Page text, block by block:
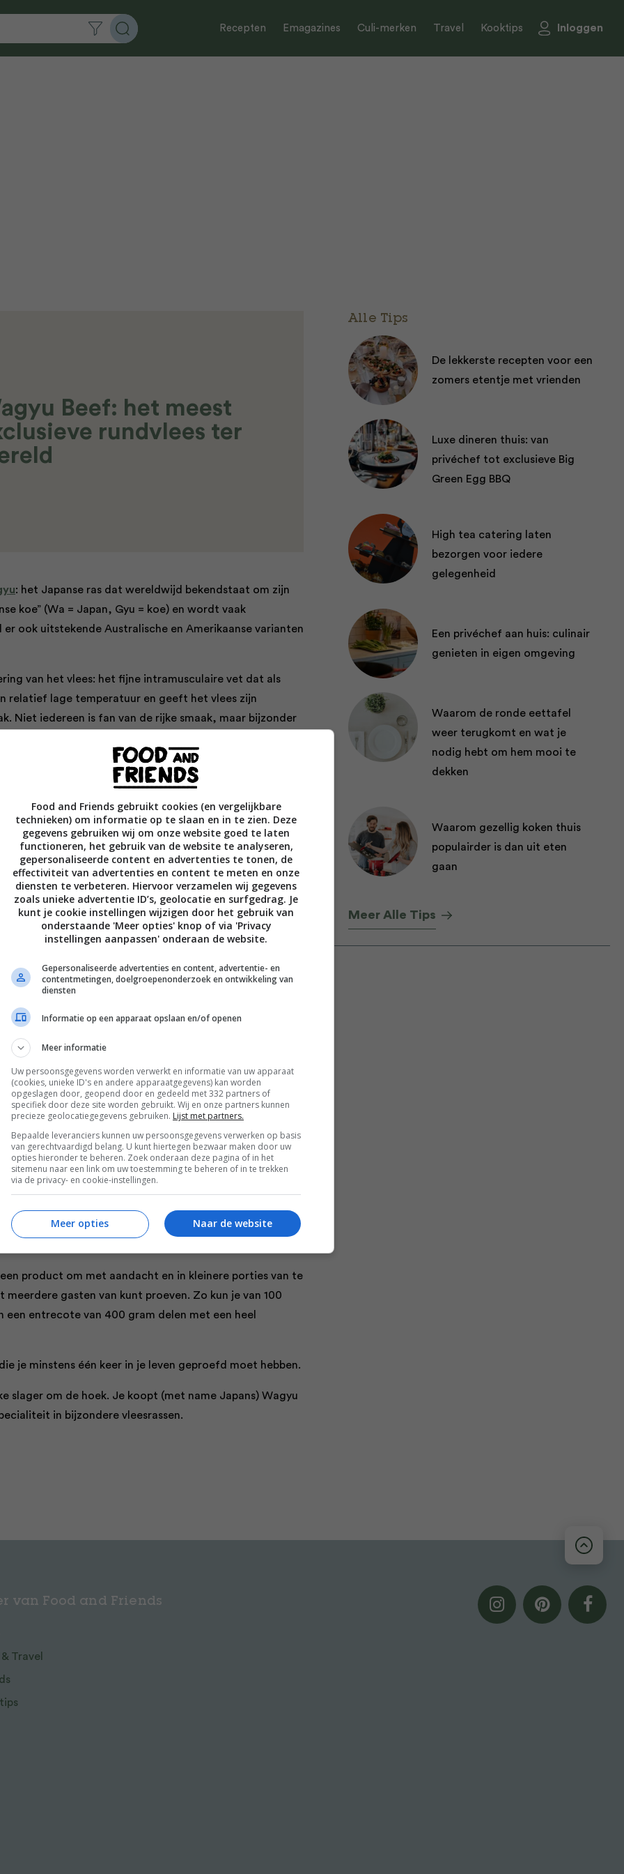
Recepten Emagazines Culi-merken Travel Kooktips Inloggen
Beef: het meest
rundvlees ter
: het Japanse ras dat wereldwijd bekendstaat om zijn
koe” (Wa = Japan, Gyu = koe) en wordt vaak
ook uitstekende Australische en Amerikaanse varianten
van het vlees: het fijne intramusculaire vet dat als
relatief lage temperatuur en geeft het vlees zijn
Niet iedereen is fan van de rijke smaak, maar bijzonder
Er bestaan vier officiële Wagyu-rassen:
exclusieve en verfijnde ras. Dit vlees wordt geroemd
criteria: marmeringsgraad, vleeskleur, textuur en
dit vlees, waarbij de laagste score doorslaggevend is.
A5 Wagyuverdienen – de hoogste haalbare gradatie.
/ FB) is 100% raszuiver. Andere varianten hebben
100% (F10). Bij The Butchery koop je uitsluitend
ervaring.
Deze runderen worden in de zuidelijke
kwaliteit. Denk aanGrade A5en eenBMS (Beef
maar daarvoor krijg je een culinaire beleving die
product om met aandacht en in kleinere porties van te
gasten van kunt proeven. Zo kun je van 100
entrecote van 400 gram delen met een heel
je minstens één keer in je leven geproefd moet hebben.
slager om de hoek. Je koopt (met name Japans) Wagyu
in bijzondere vleesrassen.
Alle Tips
De lekkerste recepten voor een
zomers etentje met vrienden
Luxe dineren thuis: van
privéchef tot exclusieve Big
Green Egg BBQ
High tea catering laten
bezorgen voor iedere
gelegenheid
Een privéchef aan huis: culinair
genieten in eigen omgeving
Waarom de ronde eettafel
weer terugkomt en wat je
nodig hebt om hem mooi te
dekken
Waarom gezellig koken thuis
populairder is dan uit eten
gaan
Meer Alle Tips
van Food and Friends
Travel
Food and Friends gebruikt cookies (en vergelijkbare
technieken) om informatie op te slaan en in te zien. Deze
gegevens gebruiken wij om onze website goed te laten
functioneren, het gebruik van de website te analyseren,
gepersonaliseerde content en advertenties te tonen, de
effectiviteit van advertenties en content te meten en onze
diensten te verbeteren. Hiervoor verzamelen wij gegevens
zoals unieke advertentie ID’s, geolocatie en surfgedrag. Je
kunt je cookie instellingen wijzigen door het gebruik van
onderstaande 'Meer opties' knop of via 'Privacy
instellingen aanpassen' onderaan de website.
Gepersonaliseerde advertenties en content, advertentie- en
contentmetingen, doelgroepenonderzoek en ontwikkeling van
diensten
Informatie op een apparaat opslaan en/of openen
Meer informatie
Uw persoonsgegevens worden verwerkt en informatie van uw apparaat
(cookies, unieke ID's en andere apparaatgegevens) kan worden
opgeslagen door, geopend door en gedeeld met 332 partners of
specifiek door deze site worden gebruikt. Wij en onze partners kunnen
precieze geolocatiegegevens gebruiken. Lijst met partners.
Bepaalde leveranciers kunnen uw persoonsgegevens verwerken op basis
van gerechtvaardigd belang. U kunt hiertegen bezwaar maken door uw
opties hieronder te beheren. Zoek onderaan deze pagina of in het
sitemenu naar een link om uw toestemming te beheren of in te trekken
via de privacy- en cookie-instellingen.
Naar de website
Meer opties